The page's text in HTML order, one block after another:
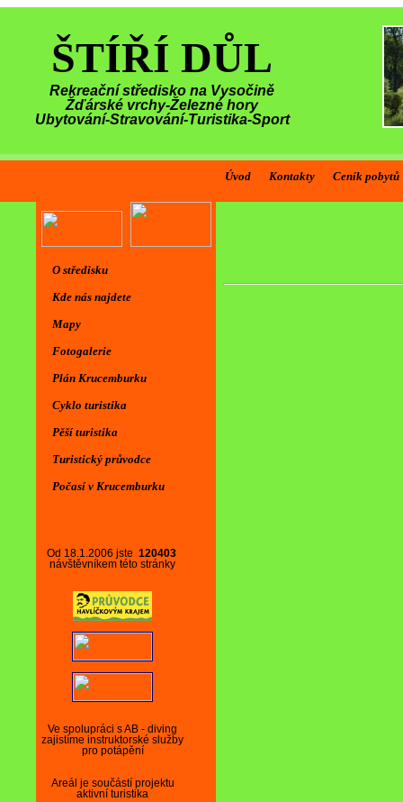
ŠTÍŘÍ DŮL
Rekreační středisko na Vysočině
Žďárské vrchy-Železné hory
Ubytování-Stravování-Turistika-Sport
Úvod Kontakty Ceník pobytů
Od 18.1.2006 jste 120403
návštěvníkem této stránky
Ve spolupráci s AB - diving
zajistíme instruktorské služby
pro potápění
Areál je součástí projektu
aktivní turistika
O středisku
Kde nás najdete
Mapy
Fotogalerie
Plán Krucemburku
Cyklo turistika
Pěší turistika
Turistický průvodce
Počasí v Krucemburku